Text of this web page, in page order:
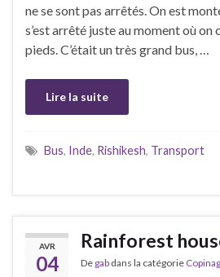
ne se sont pas arrêtés. On est
s’est arrêté juste au moment où on
pieds. C’était un très grand bus, …
Lire la suite
Bus, Inde, Rishikesh, Transport
AVR
04
Rainforest
De gab dans la catégorie